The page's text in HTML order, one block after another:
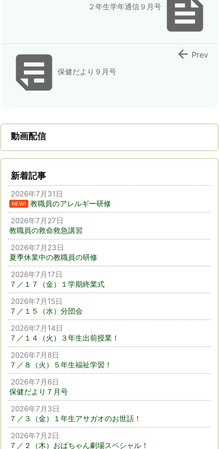

２年生学年通信９月号
保健だより９月号
 Prev
動画配信
新着記事
2026年7月31日
NEW!
教職員のアレルギー研修
2026年7月27日
教職員の救命救急講習
2026年7月23日
夏季休業中の教職員の研修
2026年7月17日
７／１７（金）１学期終業式
2026年7月15日
７／１５（水）分団会
2026年7月14日
７／１４（火）３年生出前授業！
2026年7月8日
７／８（火）５年生福祉学習！
2026年7月6日
保健だより７月号
2026年7月3日
７／３（金）１年生アサガオのお世話！
2026年7月2日
７／２（木）おばちゃん劇場スペシャル！